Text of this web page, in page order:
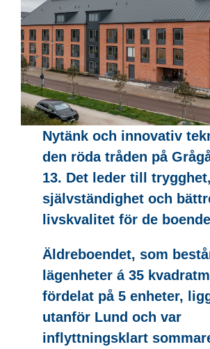
Nytänk och innovativ
den röda tråden på
13. Det leder till trygghet,
självständighet och
livskvalitet för de
Äldreboendet, som
lägenheter á 35
fördelat på 5 enheter,
utanför Lund och var
inflyttningsklart